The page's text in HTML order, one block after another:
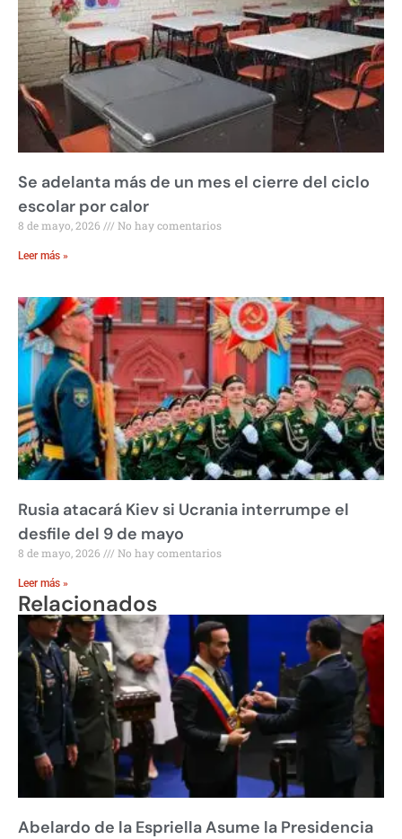
Se adelanta más de un mes el cierre del ciclo
escolar por calor
8 de mayo, 2026 No hay comentarios
Leer más »
Rusia atacará Kiev si Ucrania interrumpe el
desfile del 9 de mayo
8 de mayo, 2026 No hay comentarios
Leer más »
Relacionados
Abelardo de la Espriella Asume la Presidencia